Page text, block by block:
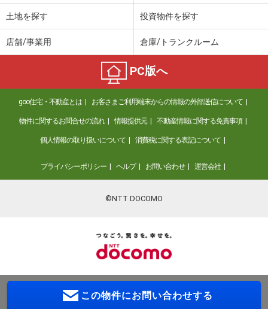
土地を探す 投資物件を探す
店舗/事業用 倉庫/トランクルーム
PC版へ
goo住宅・不動産とは お客さまご利用端末からの情報の外部送信について
物件に関するお問合せの流れ 情報提供元 不動産情報に関する免責事項
個人情報の取り扱いについて 消費税に関する表記について
プライバシーポリシー ヘルプ お問い合わせ 運営会社
©NTT DOCOMO
この物件にお問い合わせする